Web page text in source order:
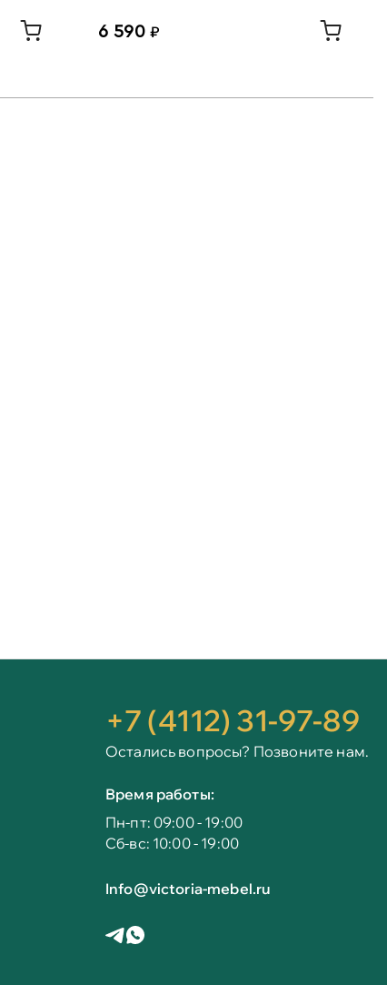
6 590
+7 (4112) 31-97-89
Остались вопросы? Позвоните нам.
Время работы:
Пн-пт: 09:00 - 19:00
Сб-вс: 10:00 - 19:00
Info@victoria-mebel.ru